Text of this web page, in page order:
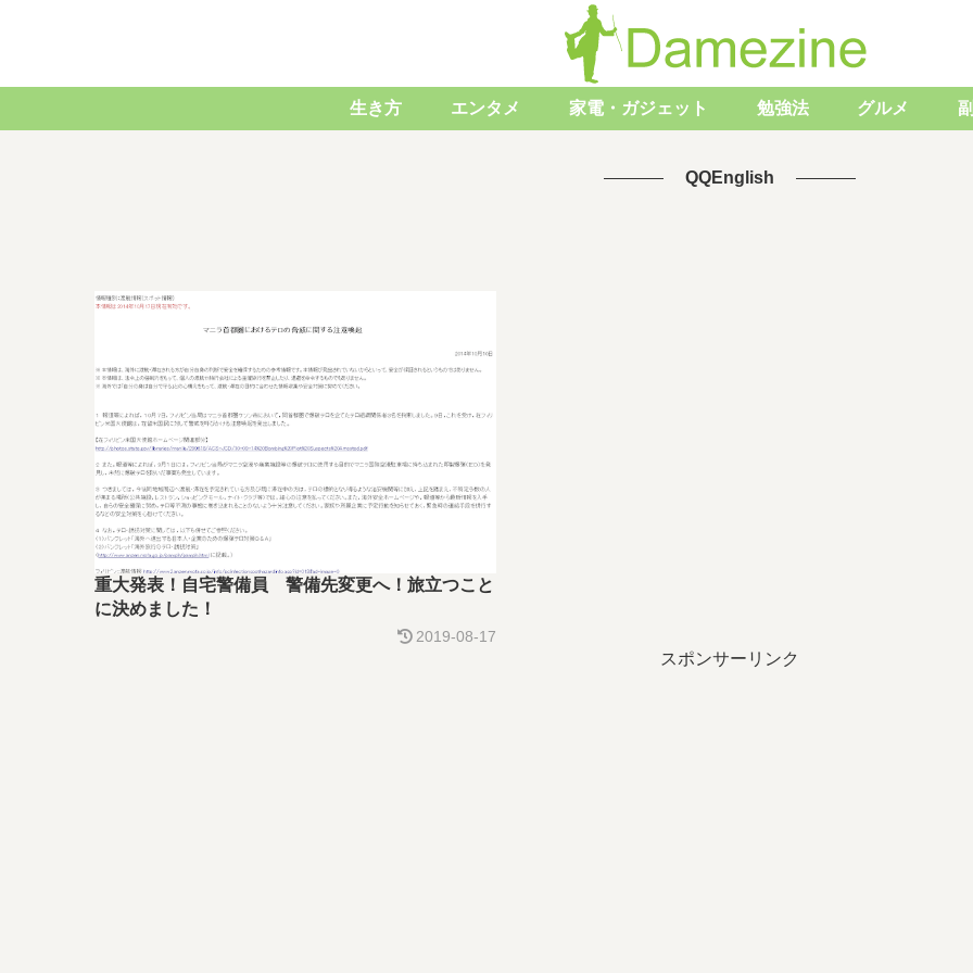
生き方 エンタメ 家電・ガジェット 勉強法 グルメ
QQEnglish
重大発表！自宅警備員 警備先変更へ！旅立つこと
に決めました！
2019-08-17
スポンサーリンク